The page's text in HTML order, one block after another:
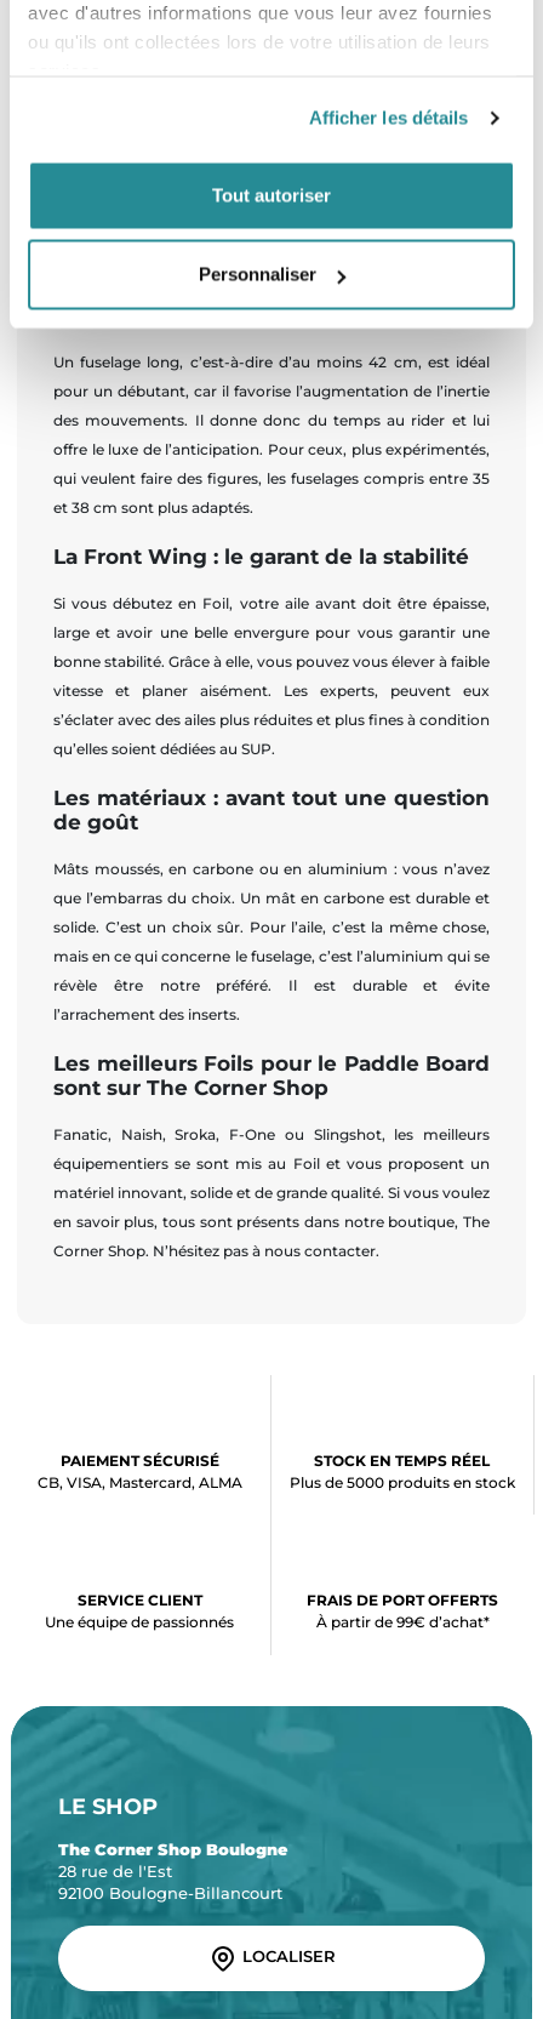
avec d'autres informations que vous leur avez fournies
ou qu'ils ont collectées lors de votre utilisation de leurs
Afficher les détails
Tout autoriser
Personnaliser
La longueur du mât de l’hydrofoil : un
critère essentiel
profondeur des fonds dans lesquels vous allez vous jeter,
suffit. Dès que vous avez progressé, vous pouvez envisager
jusqu’à 1 mètre.
La longueur de fuselage : un atout pour
la maniabilité
Un fuselage long, c’est-à-dire d’au moins 42 cm, est idéal
pour un débutant, car il favorise l’augmentation de l’inertie
des mouvements. Il donne donc du temps au rider et lui
offre le luxe de l’anticipation. Pour ceux, plus expérimentés,
qui veulent faire des figures, les fuselages compris entre 35
et 38 cm sont plus adaptés.
La Front Wing : le garant de la stabilité
Si vous débutez en Foil, votre aile avant doit être épaisse,
large et avoir une belle envergure pour vous garantir une
bonne stabilité. Grâce à elle, vous pouvez vous élever à faible
vitesse et planer aisément. Les experts, peuvent eux
s’éclater avec des ailes plus réduites et plus fines à condition
qu’elles soient dédiées au SUP.
Les matériaux : avant tout une question
de goût
Mâts moussés, en carbone ou en aluminium : vous n’avez
que l’embarras du choix. Un mât en carbone est durable et
solide. C’est un choix sûr. Pour l’aile, c’est la même chose,
mais en ce qui concerne le fuselage, c’est l’aluminium qui se
révèle être notre préféré. Il est durable et évite
l’arrachement des inserts.
Les meilleurs Foils pour le Paddle Board
sont sur The Corner Shop
Fanatic, Naish, Sroka, F-One ou Slingshot, les meilleurs
équipementiers se sont mis au Foil et vous proposent un
matériel innovant, solide et de grande qualité. Si vous voulez
en savoir plus, tous sont présents dans notre boutique, The
Corner Shop. N’hésitez pas à nous contacter.
PAIEMENT SÉCURISÉ
CB, VISA, Mastercard, ALMA
STOCK EN TEMPS RÉEL
Plus de 5000 produits en stock
SERVICE CLIENT
Une équipe de passionnés
FRAIS DE PORT OFFERTS
À partir de 99€ d’achat*
LE SHOP
The Corner Shop Boulogne
28 rue de l'Est
92100 Boulogne-Billancourt
LOCALISER